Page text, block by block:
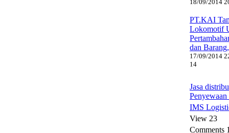
18/09/2014
PT.KAI
Lokomotif
dan Barang,
17/09/2014
14
Jasa
IMS
View 23
Comments